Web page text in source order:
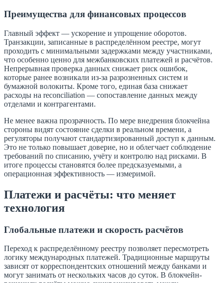
Преимущества для финансовых процессов
Главный эффект — ускорение и упрощение оборотов.
Транзакции, записанные в распределённом реестре, могут
проходить с минимальными задержками между участниками,
что особенно ценно для межбанковских платежей и расчётов.
Непрерывная проверка данных снижает риск ошибок,
которые ранее возникали из-за разрозненных систем и
бумажной волокиты. Кроме того, единая база снижает
расходы на reconciliation — сопоставление данных между
отделами и контрагентами.
Не менее важна прозрачность. По мере внедрения блокчейна
стороны видят состояние сделки в реальном времени, а
регуляторы получают стандартизированный доступ к данным.
Это не только повышает доверие, но и облегчает соблюдение
требований по списанию, учёту и контролю над рисками. В
итоге процессы становятся более предсказуемыми, а
операционная эффективность — измеримой.
Платежи и расчёты: что меняет
технология
Глобальные платежи и скорость расчётов
Переход к распределённому реестру позволяет пересмотреть
логику международных платежей. Традиционные маршруты
зависят от корреспондентских отношений между банками и
могут занимать от нескольких часов до суток. В блокчейн-